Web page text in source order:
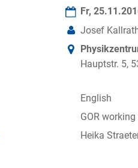
Fr,
Josef
Hauptstr. 5,
English
GOR
Heika